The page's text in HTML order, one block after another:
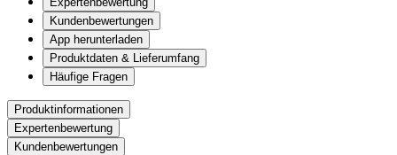
Kundenbewertungen
App herunterladen
Produktdaten & Lieferumfang
Häufige Fragen
Produktinformationen
Expertenbewertung
Kundenbewertungen